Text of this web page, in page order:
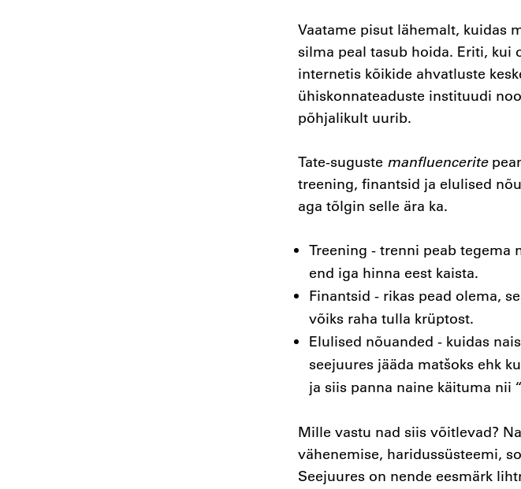
Vaatame pisut lähemalt, kuidas
silma peal tasub hoida. Eriti, kui
internetis kõikide ahvatluste
ühiskonnateaduste instituudi
põhjalikult uurib.
Tate-suguste manfluencerite
treening, finantsid ja elulised
aga tõlgin selle ära ka.
Treening - trenni peab tegema
end iga hinna eest kaista.
Finantsid - rikas pead olema,
võiks raha tulla krüptost.
Elulised nõuanded - kuidas
seejuures jääda matšoks ehk
ja siis panna naine käituma nii
Mille vastu nad siis võitlevad?
vähenemise, haridussüsteemi,
Seejuures on nende eesmärk